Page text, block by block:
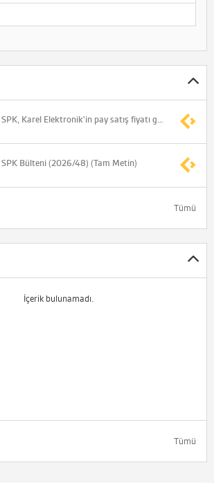
SPK, Karel Elektronik'in pay satış fiyatı güncelleme talebini reddetti
SPK Bülteni (2026/48) (Tam Metin)
Tümü
İçerik bulunamadı.
Tümü